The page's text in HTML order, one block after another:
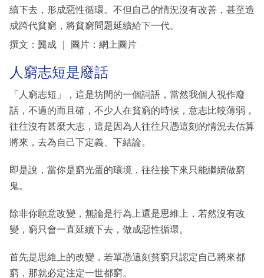
續下去，形成惡性循環。不但自己的情況沒有改善，甚至造
成跨代貧窮，將貧窮問題延續給下一代。
撰文：龔成 ｜ 圖片：網上圖片
人窮志短是廢話
「人窮志短」，這是坊間的一個詞語，當然我個人視作廢
話，不過的而且確，不少人在貧窮的時候，意志比較薄弱，
往往沒有甚麼大志，這是因為人往往只憑這刻的情況去估算
將來，去為自己下定義、下結論。
即是說，當你是窮光蛋的環境，往往接下來只能繼續做窮
鬼。
除非你願意改變，無論是行為上還是思維上，若然沒有改
變，窮只會一直延續下去，做成惡性循環。
首先是思維上的改變，若單憑這刻貧窮只認定自己將來都
窮，那就必定注定一世都窮。